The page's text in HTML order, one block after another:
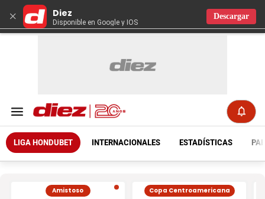
× Diez
Disponible en Google y IOS
Descargar
LIGA HONDUBET INTERNACIONALES ESTADÍSTICAS
Amistoso Copa Centroamericana